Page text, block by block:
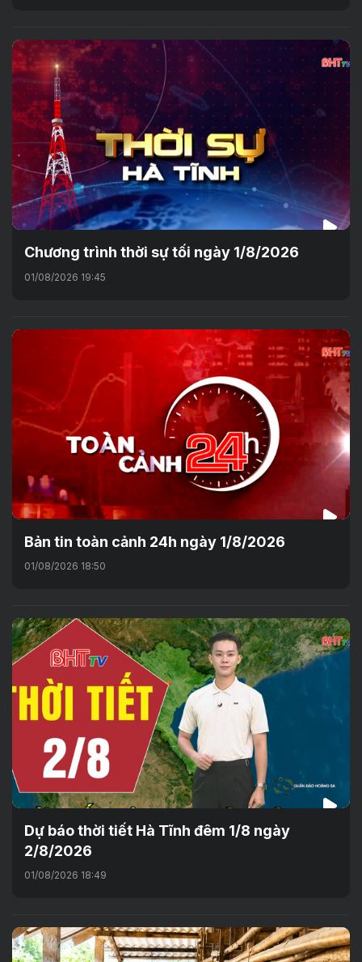
Chương trình thời sự tối ngày 1/8/2026
01/08/2026 19:45
Bản tin toàn cảnh 24h ngày 1/8/2026
01/08/2026 18:50
Dự báo thời tiết Hà Tĩnh đêm 1/8 ngày
2/8/2026
01/08/2026 18:49